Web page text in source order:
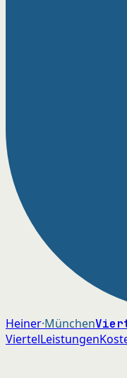
Heiner·München
ViertelLeistungen